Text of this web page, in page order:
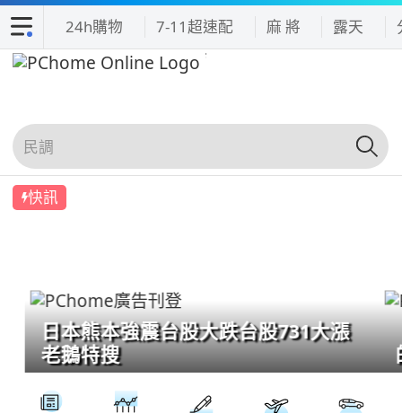
24h購物 7-11超速配 麻 將 露天
快訊
日本熊本強震台股大跌台股731大漲
老鵝特搜